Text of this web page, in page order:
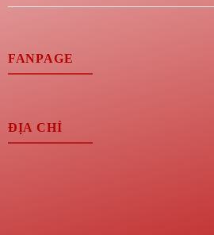
FANPAGE
ĐỊA CHỈ